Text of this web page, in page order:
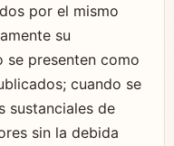
por el mismo
su
se presenten como
cuando se
sustanciales de
sin la debida